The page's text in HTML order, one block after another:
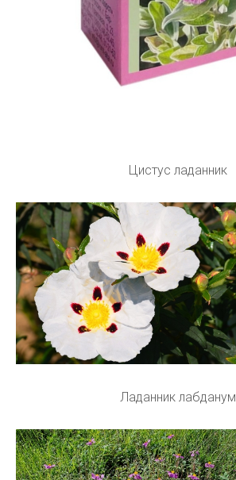
Цистус ладанник
Ладанник лабданум